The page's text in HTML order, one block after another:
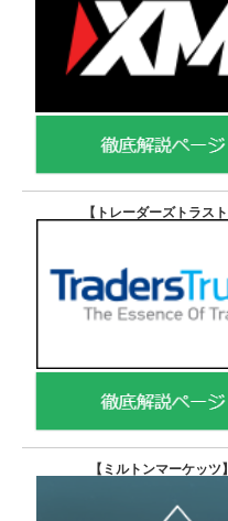
【トレーダーズトラスト
【 ミルトンマーケッツ】